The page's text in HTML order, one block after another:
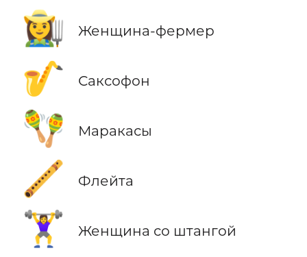
👩‍🌾 Женщина-фермер
🎷 Саксофон
🪇 Маракасы
🪈 Флейта
🏋️‍♀️ Женщина со штангой